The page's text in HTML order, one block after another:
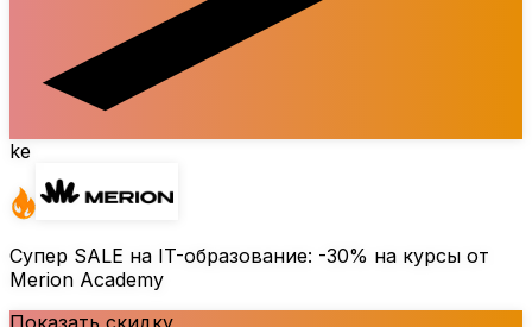
ke
Супер SALE на IT-образование: -30% на курсы от
Merion Academy
Показать скидку